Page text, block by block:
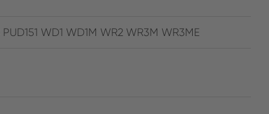
PUD151 WD1 WD1M WR2 WR3M WR3ME